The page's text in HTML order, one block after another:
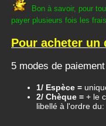
Bon à savoir, pour
payer plusieurs fois les
Pour acheter un
5 modes de
1/ Espèce =
2/ Chèque =+ le
libellé à l'ordre du: